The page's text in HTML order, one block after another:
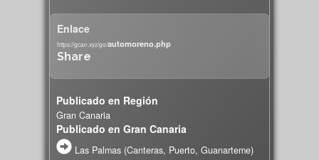
Enlace
https://gcan.xyz/go/automoreno.php
Share
Publicado en Región
Gran Canaria
Publicado en Gran Canaria
Las Palmas (Canteras, Puerto, Guanarteme)